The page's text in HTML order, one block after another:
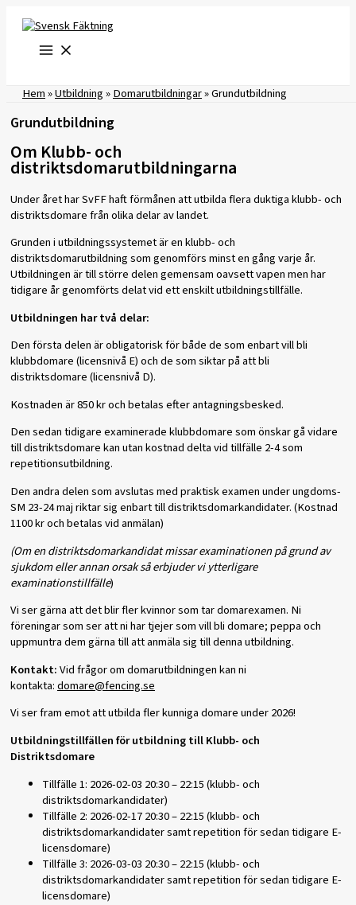
innehåll
Hem»Utbildning»Domarutbildningar»Grundutbildning
Grundutbildning
Om Klubb- och
distriktsdomarutbildningarna
Under året har SvFF haft förmånen att utbilda flera duktiga klubb- och
distriktsdomare från olika delar av landet.
Grunden i utbildningssystemet är en klubb- och
distriktsdomarutbildning som genomförs minst en gång varje år.
Utbildningen är till större delen gemensam oavsett vapen men har
tidigare år genomförts delat vid ett enskilt utbildningstillfälle.
Utbildningen har två delar:
Den första delen är obligatorisk för både de som enbart vill bli
klubbdomare (licensnivå E) och de som siktar på att bli
distriktsdomare (licensnivå D).
Kostnaden är 850 kr och betalas efter antagningsbesked.
Den sedan tidigare examinerade klubbdomare som önskar gå vidare
till distriktsdomare kan utan kostnad delta vid tillfälle 2-4 som
repetitionsutbildning.
Den andra delen som avslutas med praktisk examen under ungdoms-
SM 23-24 maj riktar sig enbart till distriktsdomarkandidater. (Kostnad
1100 kr och betalas vid anmälan)
(Om en distriktsdomarkandidat missar examinationen på grund av
sjukdom eller annan orsak så erbjuder vi ytterligare
examinationstillfälle)
Vi ser gärna att det blir fler kvinnor som tar domarexamen. Ni
föreningar som ser att ni har tjejer som vill bli domare; peppa och
uppmuntra dem gärna till att anmäla sig till denna utbildning.
Kontakt:Vid frågor om domarutbildningen kan ni
kontakta:domare@fencing.se
Vi ser fram emot att utbilda fler kunniga domare under 2026!
Utbildningstillfällen för utbildning till Klubb- och
Distriktsdomare
Tillfälle 1: 2026-02-03 20:30 – 22:15 (klubb- och
distriktsdomarkandidater)
Tillfälle 2: 2026-02-17 20:30 – 22:15 (klubb- och
distriktsdomarkandidater samt repetition för sedan tidigare E-
licensdomare)
Tillfälle 3: 2026-03-03 20:30 – 22:15 (klubb- och
distriktsdomarkandidater samt repetition för sedan tidigare E-
licensdomare)